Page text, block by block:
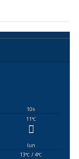
10h
11°C
lun
13°C / 4°C